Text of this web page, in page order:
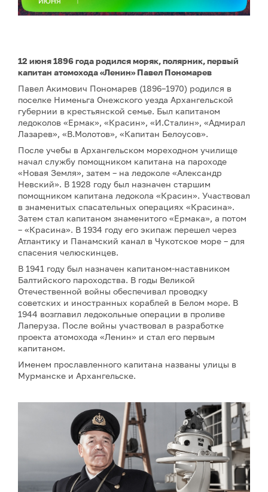
12 июня 1896 года родился моряк, полярник, первый
капитан атомохода «Ленин» Павел Пономарев
Павел Акимович Пономарев (1896–1970) родился в
поселке Нименьга Онежского уезда Архангельской
губернии в крестьянской семье. Был капитаном
ледоколов «Ермак», «Красин», «И.Сталин», «Адмирал
Лазарев», «В.Молотов», «Капитан Белоусов».
После учебы в Архангельском мореходном училище
начал службу помощником капитана на пароходе
«Новая Земля», затем – на ледоколе «Александр
Невский». В 1928 году был назначен старшим
помощником капитана ледокола «Красин». Участвовал
в знаменитых спасательных операциях «Красина».
Затем стал капитаном знаменитого «Ермака», а потом
– «Красина». В 1934 году его экипаж перешел через
Атлантику и Панамский канал в Чукотское море – для
спасения челюскинцев.
В 1941 году был назначен капитаном-наставником
Балтийского пароходства. В годы Великой
Отечественной войны обеспечивал проводку
советских и иностранных кораблей в Белом море. В
1944 возглавил ледокольные операции в проливе
Лаперуза. После войны участвовал в разработке
проекта атомохода «Ленин» и стал его первым
капитаном.
Именем прославленного капитана названы улицы в
Мурманске и Архангельске.